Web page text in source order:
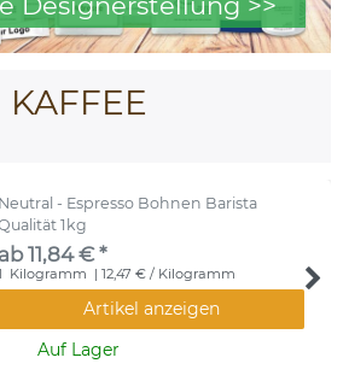
KAFFEE
Neutral - Espresso Bohnen Barista
1kg
ab 11,84 € *
Kilogramm | 12,47 € / Kilogramm
Artikel anzeigen
Auf Lager